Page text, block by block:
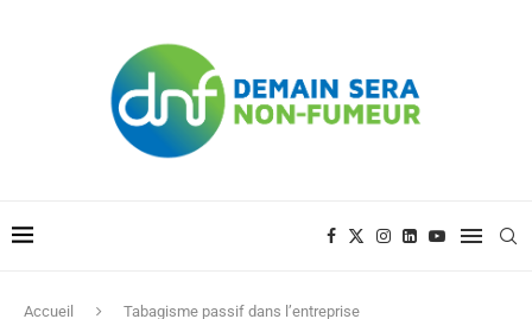
Accueil Tabagisme passif dans l’entreprise